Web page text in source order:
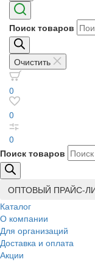
Поиск товаров
Очистить
0
0
0
Поиск товаров
ОПТОВЫЙ ПРАЙС-
Каталог
О компании
Для организаций
Доставка и оплата
Акции